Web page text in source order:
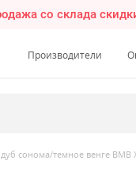
со склада
Производители
сонома/темное венге ВМВ